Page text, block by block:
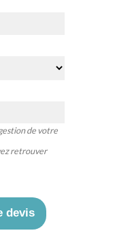
de votre
retrouver
devis